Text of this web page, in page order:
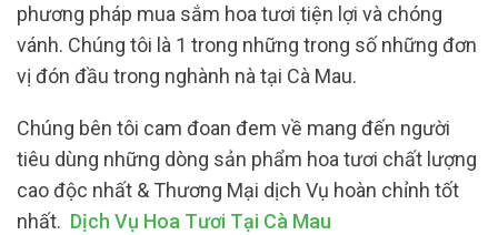
phương pháp mua sắm hoa tươi tiện lợi và chóng
vánh. Chúng tôi là 1 trong những trong số những đơn
vị đón đầu trong nghành nà tại Cà Mau.
Chúng bên tôi cam đoan đem về mang đến người
tiêu dùng những dòng sản phẩm hoa tươi chất lượng
cao độc nhất & Thương Mại dịch Vụ hoàn chỉnh tốt
nhất. Dịch Vụ Hoa Tươi Tại Cà Mau